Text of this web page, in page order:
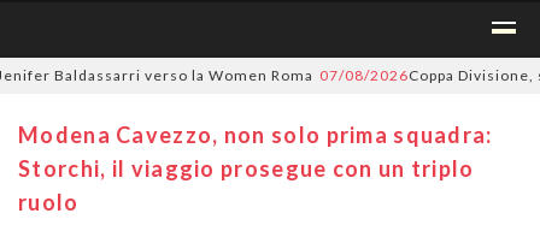
Baldassarri verso la Women Roma 07/08/2026Coppa Divisione, si
Modena Cavezzo, non solo prima squadra:
Storchi, il viaggio prosegue con un triplo
ruolo